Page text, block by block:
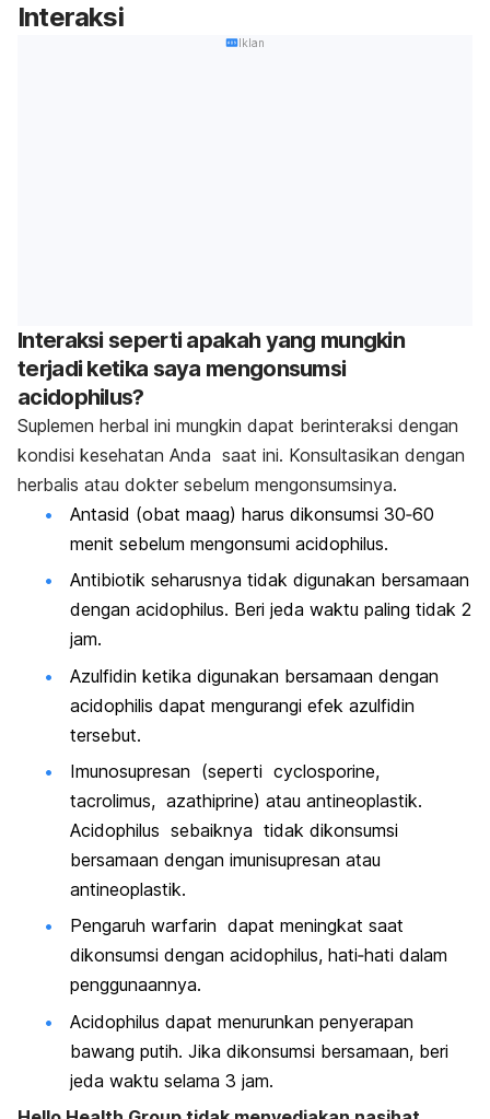
Interaksi
Iklan
Interaksi seperti apakah yang mungkin
terjadi ketika saya mengonsumsi
acidophilus?
Suplemen herbal ini mungkin dapat berinteraksi dengan
kondisi kesehatan Anda saat ini. Konsultasikan dengan
herbalis atau dokter sebelum mengonsumsinya.
Antasid (obat maag) harus dikonsumsi 30‐60
menit sebelum mengonsumi acidophilus.
Antibiotik seharusnya tidak digunakan bersamaan
dengan acidophilus. Beri jeda waktu paling tidak 2
jam.
Azulfidin ketika digunakan bersamaan dengan
acidophilis dapat mengurangi efek azulfidin
tersebut.
Imunosupresan (seperti cyclosporine,
tacrolimus, azathiprine) atau antineoplastik.
Acidophilus sebaiknya tidak dikonsumsi
bersamaan dengan imunisupresan atau
antineoplastik.
Pengaruh warfarin dapat meningkat saat
dikonsumsi dengan acidophilus, hati‐hati dalam
penggunaannya.
Acidophilus dapat menurunkan penyerapan
bawang putih. Jika dikonsumsi bersamaan, beri
jeda waktu selama 3 jam.